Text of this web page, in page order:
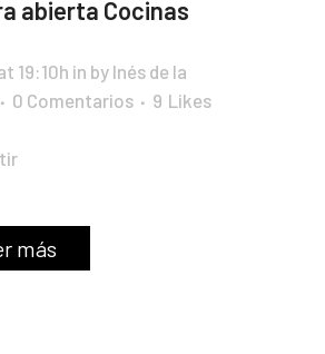
abierta Cocinas
19:10h in by Inés de la
0 Comentarios 9 Likes
más